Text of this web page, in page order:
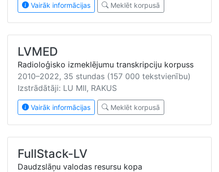
Vairāk informācijas Meklēt korpusā
LVMED
Radioloģisko izmeklējumu transkripciju korpuss
2010–2022, 35 stundas (157 000 tekstvienību)
Izstrādātāji: LU MII, RAKUS
Vairāk informācijas Meklēt korpusā
FullStack-LV
Daudzslāņu valodas resursu kopa